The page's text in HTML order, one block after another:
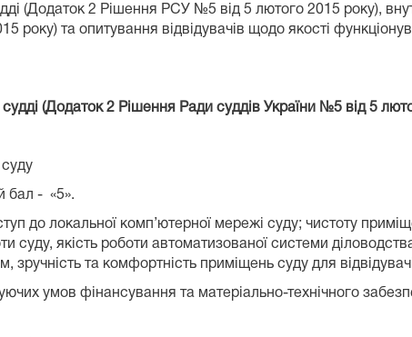
(Додаток 2 Рішення РСУ №5 від 5 лютого 2015 року),
року) та опитування відвідувачів щодо якості
(Додаток 2 Рішення Ради суддів України №5 від 5
бал - «5».
до локальної комп’ютерної мережі суду; чистоту
суду, якість роботи автоматизованої системи
та комфортність приміщень суду для
умов фінансування та матеріально-технічного